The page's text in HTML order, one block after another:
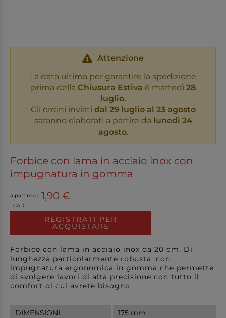
Attenzione
La data ultima per garantire la spedizione
prima della Chiusura Estiva è martedì 28
luglio.
Gli ordini inviati dal 29 luglio al 23 agosto
saranno elaborati a partire da lunedì 24
agosto.
Forbice con lama in acciaio inox con
impugnatura in gomma
a partire da 1,90 €
CAD.
REGISTRATI PER
ACQUISTARE
Forbice con lama in acciaio inox da 20 cm. Di
lunghezza particolarmente robusta, con
impugnatura ergonomica in gomma che permette
di svolgere lavori di alta precisione con tutto il
comfort di cui avrete bisogno.
DIMENSIONI:
175 mm